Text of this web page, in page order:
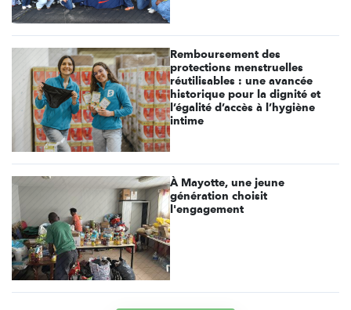
Remboursement des
protections menstruelles
réutilisables : une avancée
historique pour la dignité et
l’égalité d’accès à l’hygiène
intime
À Mayotte, une jeune
génération choisit
l'engagement